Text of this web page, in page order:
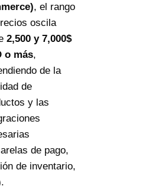
, el rango
oscila
2,500 y 7,000$
o más,
de la
de
y las
de pago,
de inventario,